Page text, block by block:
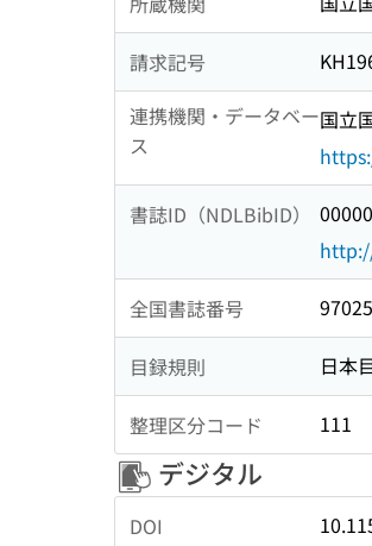
請求記号
連携機関・データベー
ス
国立
書誌ID（NDLBibID）
全国書誌番号
目録規則 日本
整理区分コード 111
デジタル
DOI